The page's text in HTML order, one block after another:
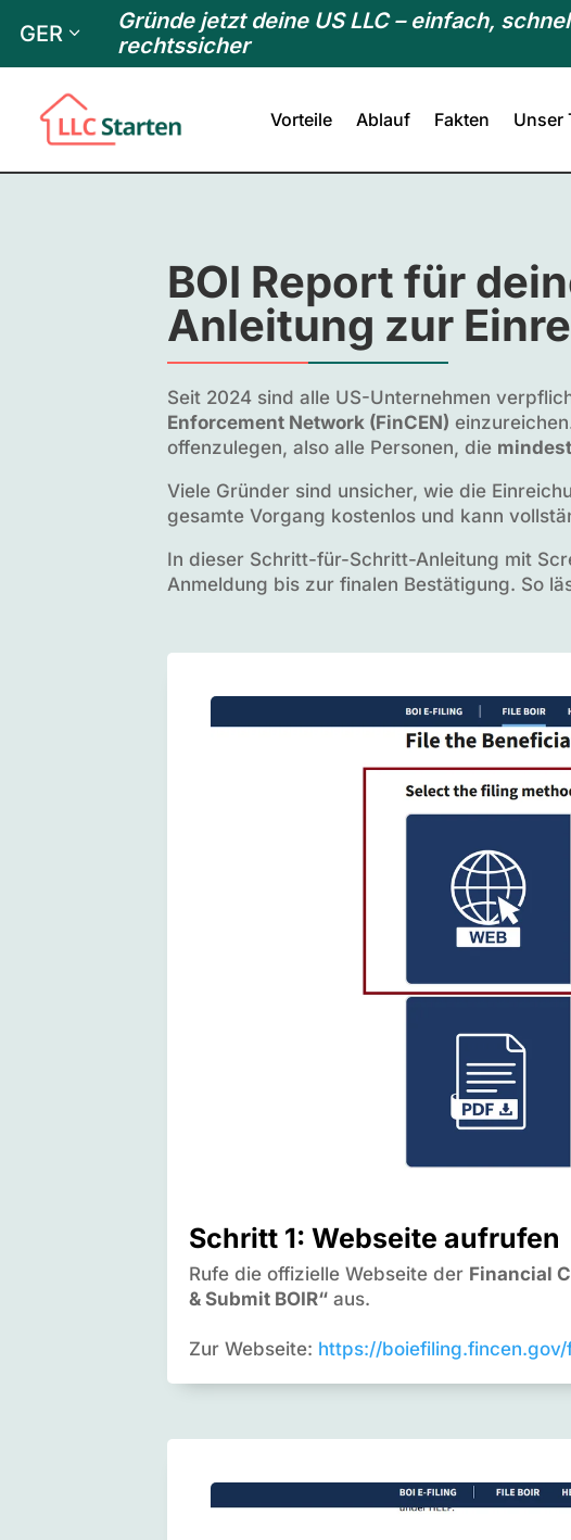
GER
Gründe jetzt deine US LLC – einfach,
rechtssicher
Vorteile Ablauf Fakten Unser
BOI Report für
Anleitung zur
Seit 2024 sind alle US-Unternehmen
Enforcement Network (FinCEN)
offenzulegen, also alle Personen, die
Viele Gründer sind unsicher, wie die
gesamte Vorgang kostenlos und kann
In dieser Schritt-für-Schritt-Anleitung mit
Anmeldung bis zur finalen Bestätigung. So
Schritt 1: Webseite aufrufen
Rufe die offizielle Webseite der Financial
& Submit BOIR“ aus.
Zur Webseite: https://